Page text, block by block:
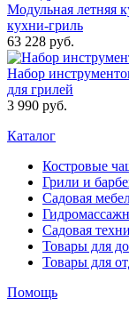
Модульная летняя
кухни-гриль
63 228 руб.
Набор
для грилей
3 990 руб.
Каталог
Костровые
Грили и
Садовая
Садовая
Товары для
Товары для
Помощь